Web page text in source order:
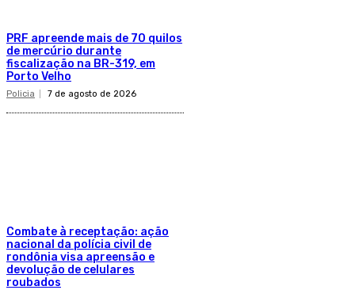
PRF apreende mais de 70 quilos
de mercúrio durante
fiscalização na BR-319, em
Porto Velho
Policia 7 de agosto de 2026
Combate à receptação: ação
nacional da polícia civil de
rondônia visa apreensão e
devolução de celulares
roubados